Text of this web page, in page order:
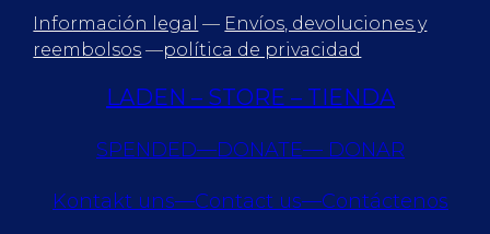
Información legal — Envíos, devoluciones y
reembolsos —política de privacidad
LADEN – STORE – TIENDA
SPENDED—DONATE— DONAR
Kontakt uns—Contact us—Contáctenos